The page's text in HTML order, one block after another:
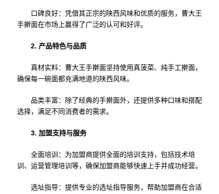
口碑良好：凭借其正宗的陕西风味和优质的服务，曹大王
手擀面在市场上赢得了广泛的认可和好评。
2. 产品特色与品质
真材实料：曹大王手擀面坚持使用真菠菜、纯手工擀面，
确保每一碗面都充满地道的陕西风味。
品类丰富：除了经典的手擀面外，还提供多种口味和搭配
选择，满足不同消费者的需求。
3. 加盟支持与服务
全面培训：为加盟商提供全面的培训支持，包括技术培
训、运营管理培训等，确保加盟商能够快速上手并成功经营。
选址指导：提供专业的选址指导服务，帮助加盟商在合适